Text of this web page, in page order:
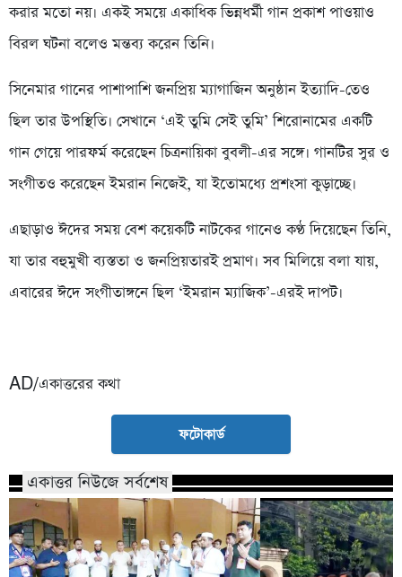
করার মতো নয়। একই সময়ে একাধিক ভিন্নধর্মী গান প্রকাশ পাওয়াও
বিরল ঘটনা বলেও মন্তব্য করেন তিনি।
সিনেমার গানের পাশাপাশি জনপ্রিয় ম্যাগাজিন অনুষ্ঠান ইত্যাদি-তেও
ছিল তার উপস্থিতি। সেখানে ‘এই তুমি সেই তুমি’ শিরোনামের একটি
গান গেয়ে পারফর্ম করেছেন চিত্রনায়িকা বুবলী-এর সঙ্গে। গানটির সুর ও
সংগীতও করেছেন ইমরান নিজেই, যা ইতোমধ্যে প্রশংসা কুড়াচ্ছে।
এছাড়াও ঈদের সময় বেশ কয়েকটি নাটকের গানেও কণ্ঠ দিয়েছেন তিনি,
যা তার বহুমুখী ব্যস্ততা ও জনপ্রিয়তারই প্রমাণ। সব মিলিয়ে বলা যায়,
এবারের ঈদে সংগীতাঙ্গনে ছিল ‘ইমরান ম্যাজিক’-এরই দাপট।
AD/একাত্তরের কথা
ফটোকার্ড
একাত্তর নিউজে সর্বশেষ